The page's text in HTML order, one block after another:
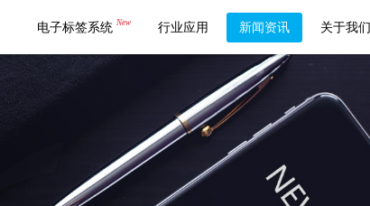
电子标签系统 New 行业应用 新闻资讯 关于我们